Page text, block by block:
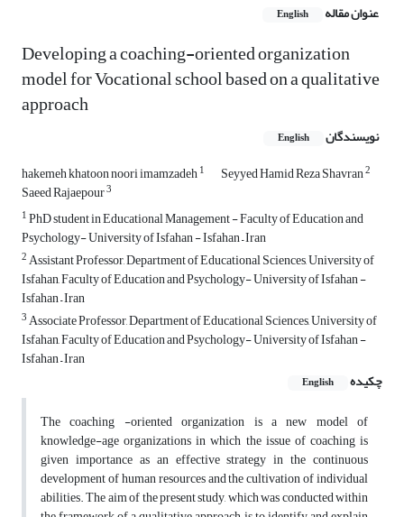
عنوان مقاله English
Developing a coaching-oriented organization
model for Vocational school based on a qualitative
approach
نویسندگان English
hakemeh khatoon noori imamzadeh1 Seyyed Hamid Reza Shavran2
Saeed Rajaepour3
1PhD student in Educational Management - Faculty of Education and
Psychology- University of Isfahan - Isfahan – Iran
2Assistant Professor, Department of Educational Sciences, University of
Isfahan, Faculty of Education and Psychology- University of Isfahan -
Isfahan – Iran
3Associate Professor, Department of Educational Sciences, University of
Isfahan, Faculty of Education and Psychology- University of Isfahan -
Isfahan – Iran
چکیده
English
The coaching -oriented organization is a new model of
knowledge-age organizations in which the issue of coaching is
given importance as an effective strategy in the continuous
development of human resources and the cultivation of individual
abilities. The aim of the present study, which was conducted within